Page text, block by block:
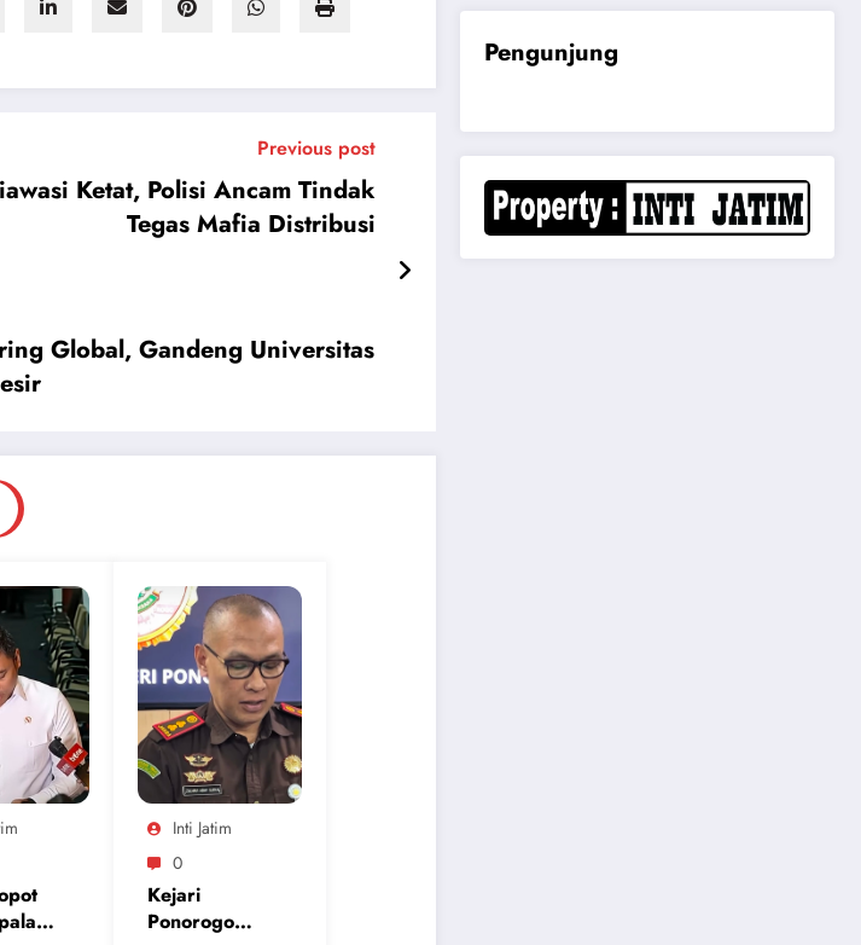
Previous post
Ketat, Polisi Ancam Tindak
Tegas Mafia Distribusi
Global, Gandeng Universitas
Inti Jatim
0
Kejari
Ponorogo
Pengunjung